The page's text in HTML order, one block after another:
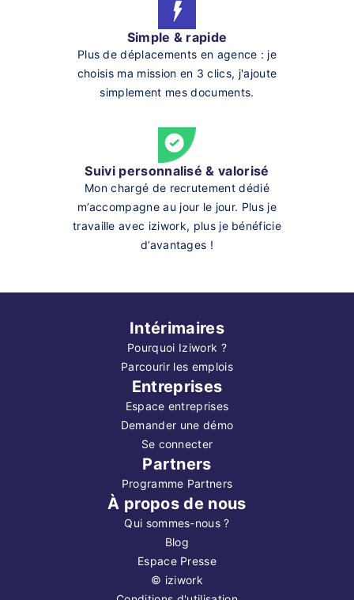
Simple & rapide
Plus de déplacements en agence : je
choisis ma mission en 3 clics, j'ajoute
simplement mes documents.
Suivi personnalisé & valorisé
Mon chargé de recrutement dédié
m’accompagne au jour le jour. Plus je
travaille avec iziwork, plus je bénéficie
d’avantages !
Intérimaires
Pourquoi Iziwork ?
Parcourir les emplois
Entreprises
Espace entreprises
Demander une démo
Se connecter
Partners
Programme Partners
À propos de nous
Qui sommes-nous ?
Blog
Espace Presse
© iziwork